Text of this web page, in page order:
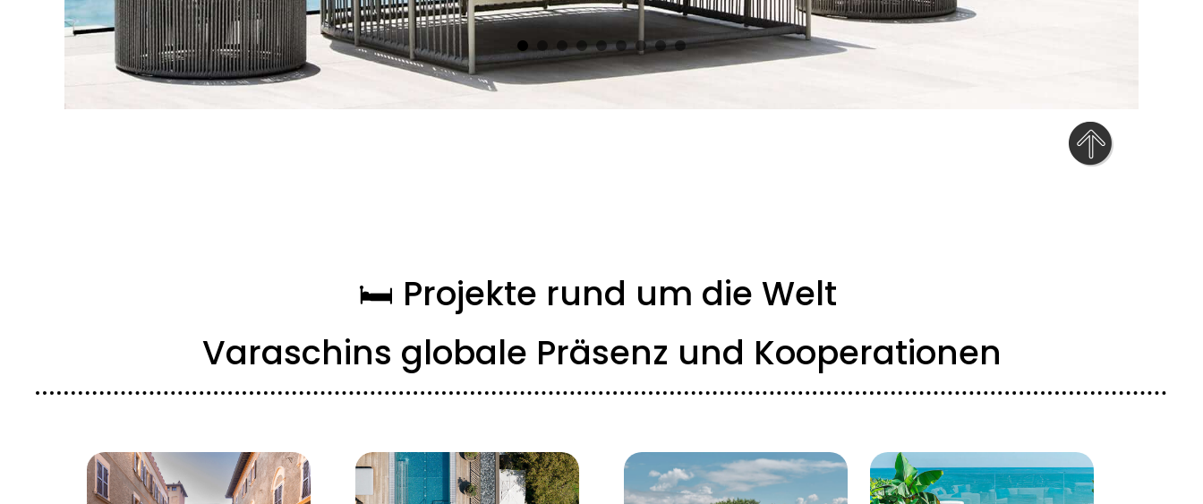
🛏️ Projekte rund um die Welt
Varaschins globale Präsenz und Kooperationen